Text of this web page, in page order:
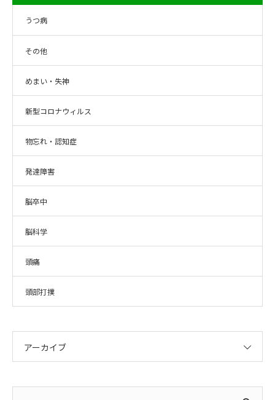
うつ病
その他
めまい・失神
新型コロナウィルス
物忘れ・認知症
発達障害
脳卒中
脳科学
頭痛
頭部打撲
アーカイブ